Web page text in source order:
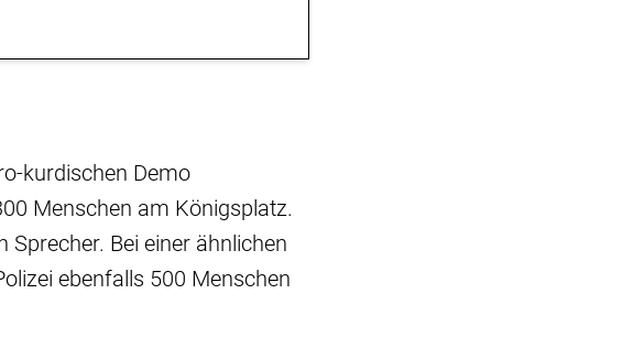
kurdischen Demo
Menschen am Königsplatz.
Sprecher. Bei einer ähnlichen
ebenfalls 500 Menschen